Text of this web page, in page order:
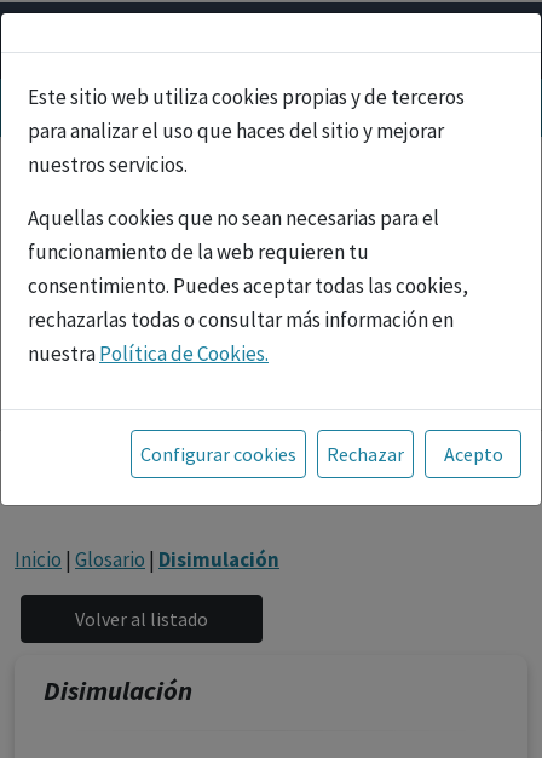
Este sitio web utiliza cookies propias y de terceros
para analizar el uso que haces del sitio y mejorar
nuestros servicios.
Aquellas cookies que no sean necesarias para el
funcionamiento de la web requieren tu
consentimiento. Puedes aceptar todas las cookies,
rechazarlas todas o consultar más información en
nuestraPolítica de Cookies.
Toda la información incluida en la Página Web está
referida a productos del mercado español y, por
tanto, dirigida a profesionales sanitarios legalmente
facultados para prescribir o dispensar medicamentos
con ejercicio profesional. La información técnica de los
fármacos se facilita a título meramente informativo,
siendo responsabilidad de los profesionales
facultados prescribir medicamentos y decidir, en cada
caso concreto, el tratamiento más adecuado a las
Configurar cookies Rechazar Acepto
Inicio | Glosario | Disimulación
Disimulación